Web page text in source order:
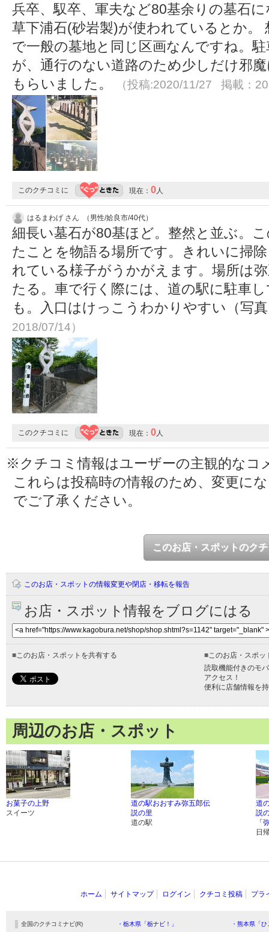
兵卒、馭卒、軍夫など80基余りの墓石
草下浦石(砂岩製)が使われているとか
で一般の墓地と同じ区画なんですね。
が、通行のない道路のため少しだけ邪
もらいました。
（投稿:2020/11/27 掲載：
このクチコミに 現在： 0 人
はるまわげ さん （男性/姶良市/40代）
細長い墓石が80基ほど。整然と並ぶ。
たことを物語る場所です。きれいに掃
れている様子がうかがえます。場所は
たる。車で行く際には、道の駅に駐車
も。入口はけっこうわかりやすい（写
2018/07/14）
このクチコミに 現在： 0 人
※クチコミ情報はユーザーの主観的なコ
これらは投稿時の情報のため、変更に
でご了承ください。
このお店・スポットのク
このお店・スポットの情報変更や閉店・移転を報告
お店・スポット情報をブログにはる
■ このお店・スポットを共有する ■ このお店・スポ
読取機能付きのモ
アクセス！
便利に店舗情報を
周辺のお店・スポット
お菓子の上野
スイーツ
道の駅おおすみ弥五郎伝
説の里
道の駅
道
説
「
日
ホーム サイトマップ ログイン クチコミ投稿 プラ
全国のクチコミナビ(R) ・栃木県「栃ナビ！」
・熊本県「